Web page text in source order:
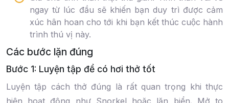
ngay từ lúc đầu sẽ khiến bạn duy trì được cảm
xúc hân hoan cho tới khi bạn kết thúc cuộc hành
trình thú vị này.
Các bước lặn đúng
Bước 1: Luyện tập để có hơi thở tốt
Luyện tập cách thở đúng là rất quan trọng khi thực